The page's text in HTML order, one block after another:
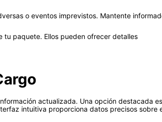
o eventos imprevistos. Mantente
tu paquete. Ellos pueden ofrecer detalles
actualizada. Una opción destacada es
intuitiva proporciona datos precisos sobre